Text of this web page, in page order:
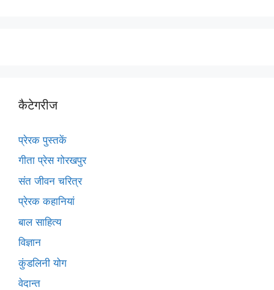
कैटेगरीज
प्रेरक पुस्तकें
गीता प्रेस गोरखपुर
संत जीवन चरित्र
प्रेरक कहानियां
बाल साहित्य
विज्ञान
कुंडलिनी योग
वेदान्त